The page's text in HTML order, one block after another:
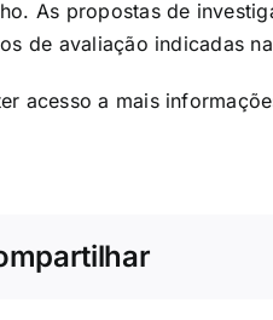
As propostas de
de avaliação indicadas
acesso a mais